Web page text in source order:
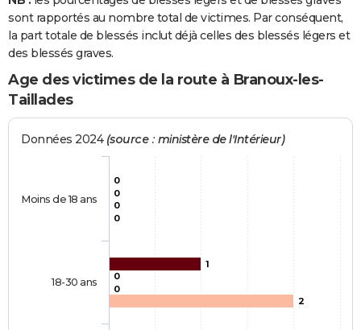
sont rapportés au nombre total de victimes. Par conséquent,
la part totale de blessés inclut déjà celles des blessés légers et
des blessés graves.
Age des victimes de la route à Branoux-les-
Taillades
Données 2024 (source : ministère de l'Intérieur)
0
1
0
0
0
0
0
2
Moins de 18 ans
18-30 ans